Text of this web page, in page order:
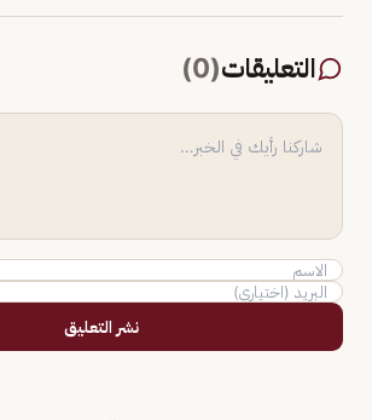
التعليقات(
0
)
نشر التعليق